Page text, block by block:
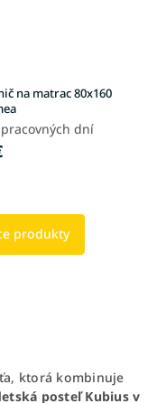
na matrac 80x160
dní
produkty
ktorá kombinuje
posteľ Kubius v